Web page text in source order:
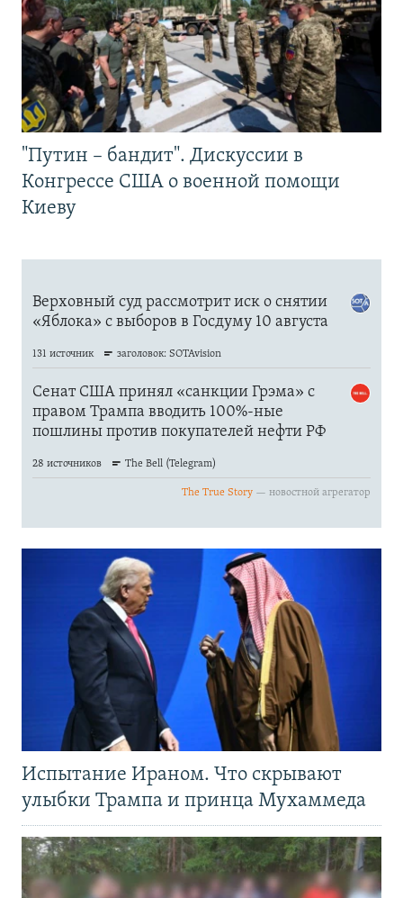
"Путин – бандит". Дискуссии в
Конгрессе США о военной помощи
Киеву
Испытание Ираном. Что скрывают
улыбки Трампа и принца Мухаммеда